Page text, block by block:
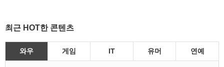
최근 HOT한 콘텐츠
와우 게임 IT 유머 연예